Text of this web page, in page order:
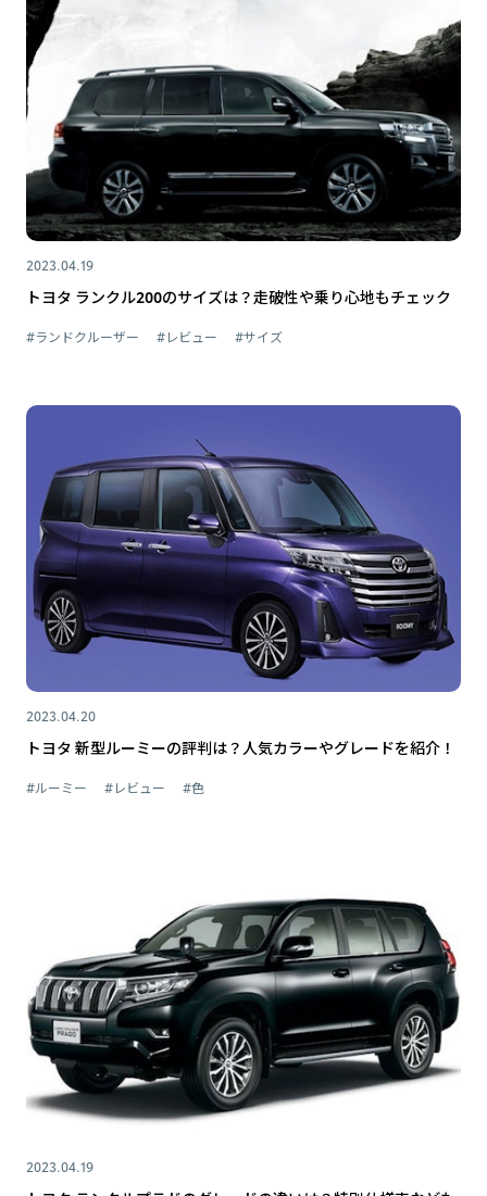
2023.04.19
トヨタ ランクル200のサイズは？走破性や乗り心地もチェック
#ランドクルーザー #レビュー #サイズ
2023.04.20
トヨタ 新型ルーミーの評判は？人気カラーやグレードを紹介！
#ルーミー #レビュー #色
2023.04.19